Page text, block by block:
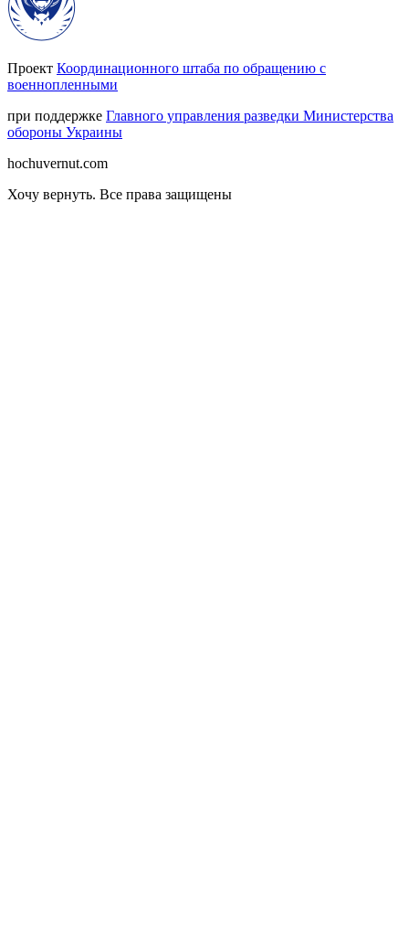
Проект Координационного штаба по обращению с
военнопленными
при поддержке Главного управления разведки Министерства
обороны Украины
hochuvernut.com
Хочу вернуть. Все права защищены